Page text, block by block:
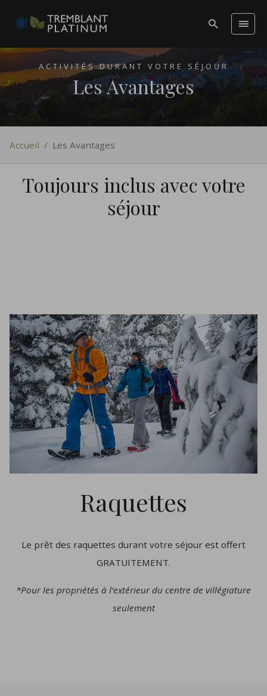
ACTIVITÉS DURANT VOTRE SÉJOUR
Les Avantages
Accueil / Les Avantages
Toujours inclus avec votre
séjour
Raquettes
Le prêt des raquettes durant votre séjour est offert
GRATUITEMENT.
*Pour les propriétés à l’extérieur du centre de villégiature
seulement